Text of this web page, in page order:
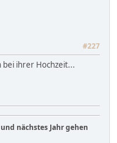
#227
bei ihrer Hochzeit...
nächstes Jahr gehen